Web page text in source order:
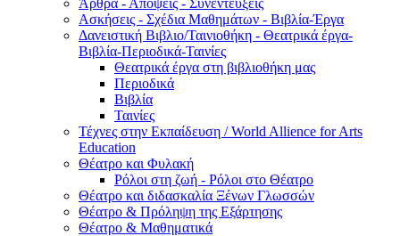
Άρθρα - Απόψεις - Συνεντεύξεις
Ασκήσεις - Σχέδια Μαθημάτων - Βιβλία-Έργα
Δανειστική Βιβλιο/Ταινιοθήκη - Θεατρικά έργα-
Βιβλία-Περιοδικά-Ταινίες
Θεατρικά έργα στη βιβλιοθήκη μας
Περιοδικά
Βιβλία
Ταινίες
Τέχνες στην Εκπαίδευση / World Allience for Arts
Education
Θέατρο και Φυλακή
Ρόλοι στη ζωή - Ρόλοι στο Θέατρο
Θέατρο και διδασκαλία Ξένων Γλωσσών
Θέατρο & Πρόληψη της Εξάρτησης
Θέατρο & Μαθηματικά